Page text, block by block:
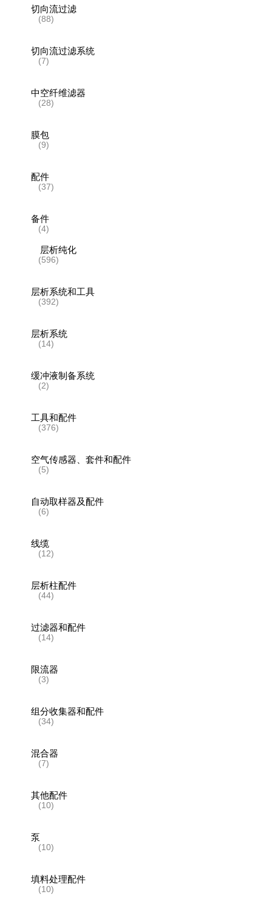
切向流过滤
(88)
切向流过滤系统
(7)
中空纤维滤器
(28)
膜包
(9)
配件
(37)
备件
(4)
层析纯化
(596)
层析系统和工具
(392)
层析系统
(14)
缓冲液制备系统
(2)
工具和配件
(376)
空气传感器、套件和配件
(5)
自动取样器及配件
(6)
线缆
(12)
层析柱配件
(44)
过滤器和配件
(14)
限流器
(3)
组分收集器和配件
(34)
混合器
(7)
其他配件
(10)
泵
(10)
填料处理配件
(10)